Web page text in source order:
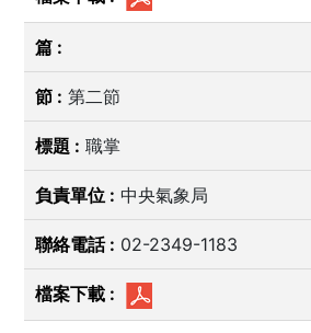
第二節
職掌
中央氣象局
02-2349-1183